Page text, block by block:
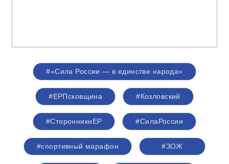
#«Сила России — в единстве народа»
#ЕРПсковщина #Козловский
#СторонникиЕР #СилаРоссии
#спортивный марафон #ЗОЖ